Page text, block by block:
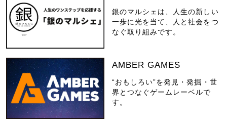
銀のマルシェは、人生の新しい
一歩に光を当て、人と社会をつ
なぐ取り組みです。
AMBER GAMES
“おもしろい”を発見・発掘・世
界とつなぐゲームレーベルで
す。